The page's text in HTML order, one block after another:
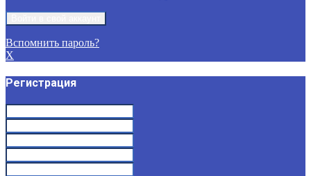
Вспомнить пароль?
X
Регистрация